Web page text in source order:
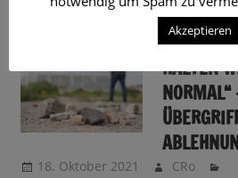
„WAS WIR
HALTEN
18. Oktober 2021 CRo
Akzeptieren